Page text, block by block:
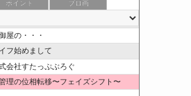
ポイント ブロ画
屋と電気工事屋の奮闘記
屋の・・・
フ始めまして
会社すたっぷぶろぐ
理の位相転移〜フェイズシフト〜